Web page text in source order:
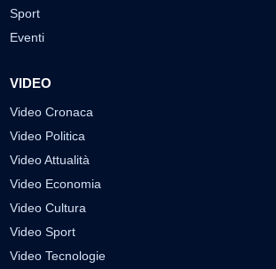
Sport
Eventi
VIDEO
Video Cronaca
Video Politica
Video Attualità
Video Economia
Video Cultura
Video Sport
Video Tecnologie